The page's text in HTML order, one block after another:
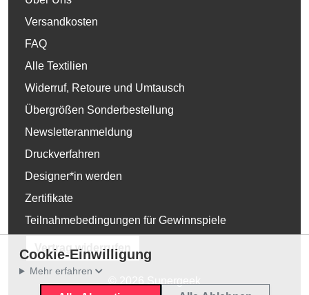
Versandkosten
FAQ
Alle Textilien
Widerruf, Retoure und Umtausch
Übergrößen Sonderbestellung
Newsletteranmeldung
Druckverfahren
Designer*in werden
Zertifikate
Teilnahmebedingungen für Gewinnspiele
Vertrag widerrufen
Cookie-Einwilligung
Mehr erfahren